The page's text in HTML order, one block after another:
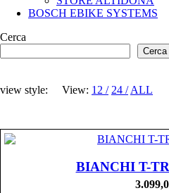
BOSCH EBIKE SYSTEMS
Cerca
Cerca
view style: View: 12 24 ALL
BIANCHI T-